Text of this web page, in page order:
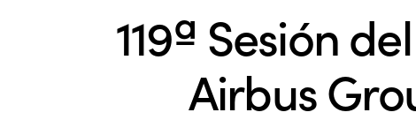
119ª Sesión
Airbus